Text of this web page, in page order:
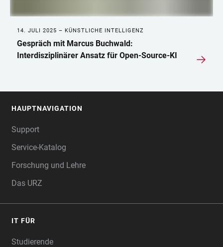
14. JULI 2025 – KÜNSTLICHE INTELLIGENZ
Gespräch mit Marcus Buchwald:
Interdisziplinärer Ansatz für Open-Source-KI
HAUPTNAVIGATION
Support
Service-Katalog
Forschung und Lehre
Das URZ
IT FÜR
Studierende